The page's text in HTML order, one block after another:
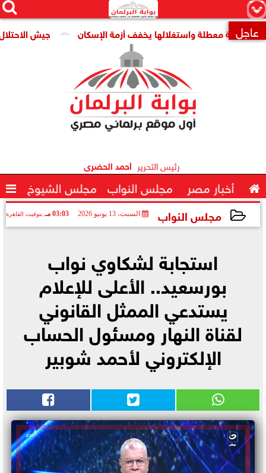
×


 عاجل جيش الاحتلال: مقتل جنديين معطلة واستغلالها يخفف أزمة الإسكان
رئيس التحرير أحمد الحضرى
 أخبار مصر مجلس النواب مجلس الشيوخ 
مجلس النواب السبت، 13 يونيو 2026 03:03 مـ بتوقيت القاهرة
استجابة لشكاوي نواب
بورسعيد.. الأعلى للإعلام
يستدعي الممثل القانوني
لقناة النهار ومسئول الحساب
الإلكتروني لأحمد شوبير